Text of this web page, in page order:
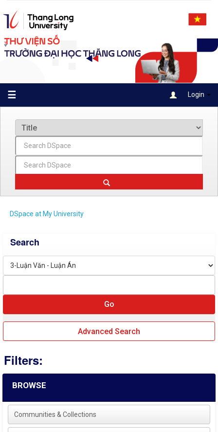
navigation
☰ Login
DSpace at My University
Search
Advanced Search
Filters:
BROWSE
Communities & Collections